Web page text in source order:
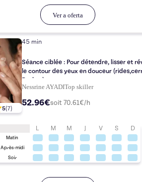
Ver a oferta
5(7)
45 min
Séance ciblée : Pour détendre, lisser et
le contour des yeux en douceur
Poches)
Nessrine AYADITop skiller
52.96€soit 70.61€/h
L M M J V S D
Matin
Après-midi
Soir